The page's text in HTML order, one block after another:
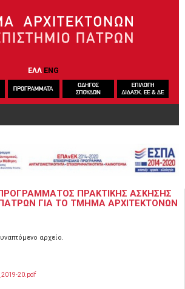
ΕΛΛ ENG
ΠΡΑΚΤΙΚΗΣ ΑΣΚΗΣΗΣ
ΓΙΑ ΤΟ ΤΜΗΜΑ ΑΡΧΙΤΕΚΤΟΝΩΝ
αρχείο.
20.pdf